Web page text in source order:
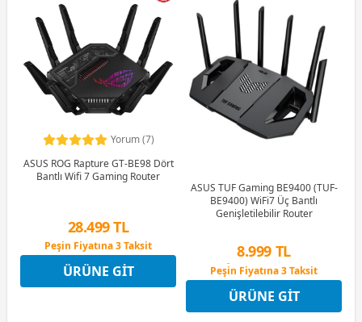
Yorum (7)
ASUS ROG Rapture GT-BE98 Dört
Bantlı Wifi 7 Gaming Router
28.499 TL
Peşin Fiyatına 3 Taksit
12 Ay x 3.353 TL taksitle
Peşin Fiyatına 3 Taksit
ÜRÜNE GIT
ASUS TUF Gaming BE9400 (TUF-
BE9400) WiFi7 Üç Bantlı
Genişletilebilir Router
8.999 TL
Peşin Fiyatına 3 Taksit
12 Ay x 1.059 TL taksitle
Peşin Fiyatına 3 Taksit
ÜRÜNE GIT